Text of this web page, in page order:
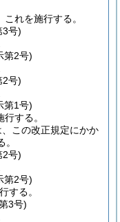
れを施行する。
3号)
第2号)
2号)
第1号)
する。
この改正規定にかか
2号)
第2号)
する。
3号)